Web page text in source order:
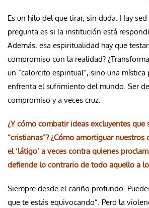
Es un hilo del que tirar, sin duda. Hay
pregunta es si la institución está
Además, esa espiritualidad hay que
compromiso con la realidad?
un “calorcito espiritual”, sino una mística
enfrenta el sufrimiento del mundo. Ser
compromiso y a veces cruz.
¿Y cómo combatir ideas excluyentes que
“cristianas”? ¿Cómo amortiguar nuestros
el ‘látigo’ a veces contra quienes
defiende lo contrario de todo aquello a lo
Siempre desde el cariño profundo.
que te estás equivocando”. Pero la